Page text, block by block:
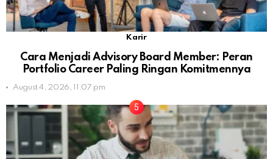
Karir
Cara Menjadi Advisory Board Member: Peran
Portfolio Career Paling Ringan Komitmennya
August 4, 2026, 11:07 pm